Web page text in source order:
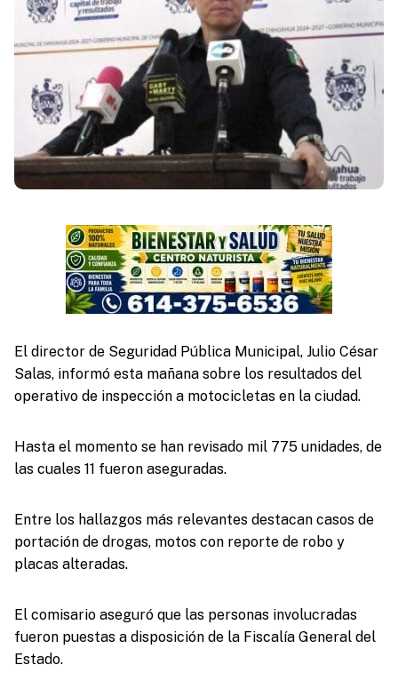
El director de Seguridad Pública Municipal, Julio César
Salas, informó esta mañana sobre los resultados del
operativo de inspección a motocicletas en la ciudad.
Hasta el momento se han revisado mil 775 unidades, de
las cuales 11 fueron aseguradas.
Entre los hallazgos más relevantes destacan casos de
portación de drogas, motos con reporte de robo y
placas alteradas.
El comisario aseguró que las personas involucradas
fueron puestas a disposición de la Fiscalía General del
Estado.